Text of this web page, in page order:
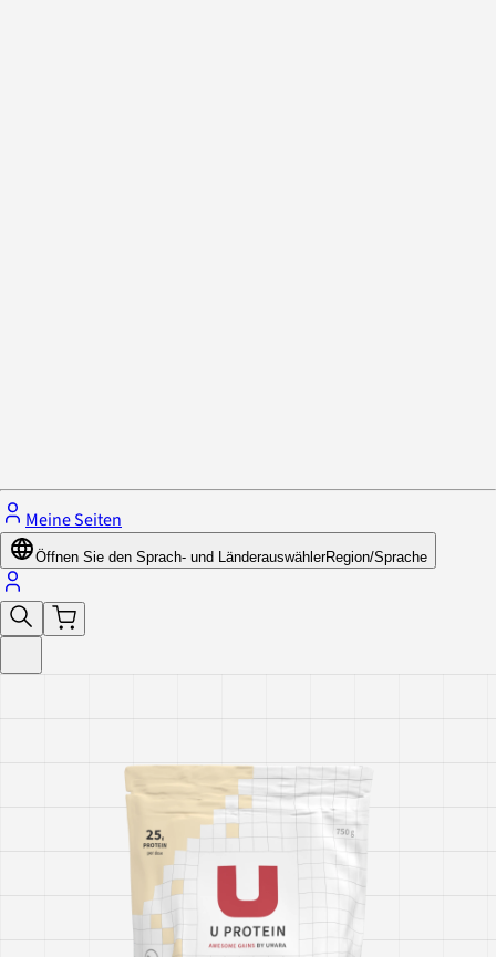
Meine Seiten
Öffnen Sie den Sprach- und LänderauswählerRegion/Sprache